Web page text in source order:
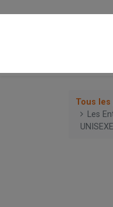
Tous
Les
UNISEXE